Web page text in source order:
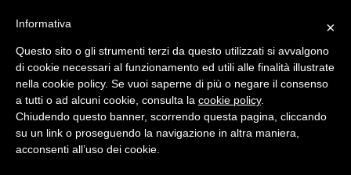
×
Informativa
Questo sito o gli strumenti terzi da questo utilizzati si avvalgono
di cookie necessari al funzionamento ed utili alle finalità illustrate
nella cookie policy. Se vuoi saperne di più o negare il consenso
a tutti o ad alcuni cookie, consulta la cookie policy.
Chiudendo questo banner, scorrendo questa pagina, cliccando
su un link o proseguendo la navigazione in altra maniera,
acconsenti all’uso dei cookie.